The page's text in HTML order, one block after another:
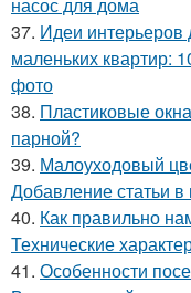
насос для дома
37. Идеи интерьеров
маленьких квартир:
фото
38. Пластиковые
парной?
39. Малоуходовый
Добавление статьи
40. Как правильно
Технические
41. Особенности